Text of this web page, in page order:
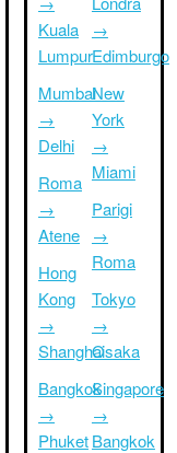
Kuala
Lumpur
Mumbai
→
Delhi
Roma
→
Atene
Hong
Kong
→
Shanghai
Bangkok
→
Phuket
→
Edimburgo
New
York
→
Miami
Parigi
→
Roma
Tokyo
→
Osaka
Singapore
→
Bangkok